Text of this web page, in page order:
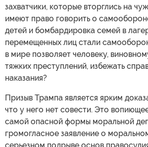
захватчики, которые вторглись на
имеют право говорить о
детей и бомбардировка семей в
перемещенных лиц стали
в мире позволяет человеку,
тяжких преступлений, избежать
наказания?
Призыв Трампа является ярким
что у него нет совести. Это
самой опасной формы моральной
громогласное заявление о